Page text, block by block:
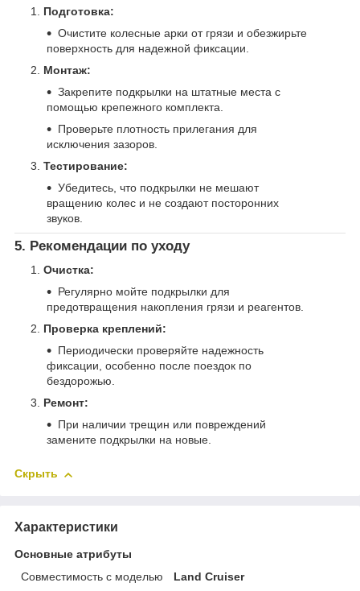
Подготовка:
Очистите колесные арки от грязи и обезжирьте
поверхность для надежной фиксации.
Монтаж:
Закрепите подкрылки на штатные места с
помощью крепежного комплекта.
Проверьте плотность прилегания для
исключения зазоров.
Тестирование:
Убедитесь, что подкрылки не мешают
вращению колес и не создают посторонних
звуков.
5. Рекомендации по уходу
Очистка:
Регулярно мойте подкрылки для
предотвращения накопления грязи и реагентов.
Проверка креплений:
Периодически проверяйте надежность
фиксации, особенно после поездок по
бездорожью.
Ремонт:
При наличии трещин или повреждений
замените подкрылки на новые.
Скрыть
Характеристики
Основные атрибуты
Совместимость с моделью
Land Cruiser